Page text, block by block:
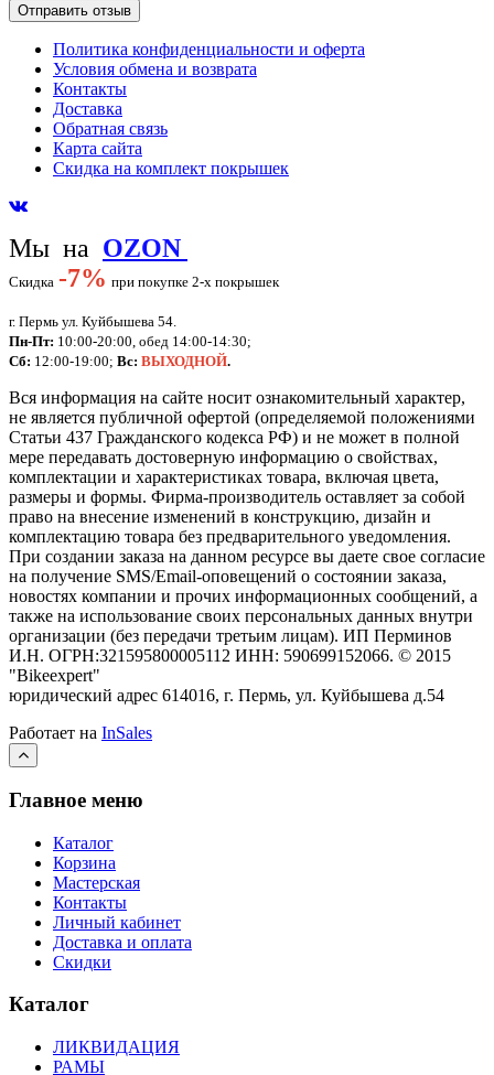
Политика конфиденциальности и оферта
Условия обмена и возврата
Контакты
Доставка
Обратная связь
Карта сайта
Скидка на комплект покрышек
Мы на OZON
Скидка -7% при покупке 2-х покрышек
г. Пермь ул. Куйбышева 54.
Пн-Пт: 10:00-20:00, обед 14:00-14:30;
Сб: 12:00-19:00; Вс: ВЫХОДНОЙ.
Вся информация на сайте носит ознакомительный характер,
не является публичной офертой (определяемой положениями
Статьи 437 Гражданского кодекса РФ) и не может в полной
мере передавать достоверную информацию о свойствах,
комплектации и характеристиках товара, включая цвета,
размеры и формы. Фирма-производитель оставляет за собой
право на внесение изменений в конструкцию, дизайн и
комплектацию товара без предварительного уведомления.
При создании заказа на данном ресурсе вы даете свое согласие
на получение SMS/Email-оповещений о состоянии заказа,
новостях компании и прочих информационных сообщений, а
также на использование своих персональных данных внутри
организации (без передачи третьим лицам). ИП Перминов
И.Н. ОГРН:321595800005112 ИНН: 590699152066. © 2015
"Bikeexpert"
юридический адрес 614016, г. Пермь, ул. Куйбышева д.54
Работает на InSales
Главное меню
Каталог
Корзина
Мастерская
Контакты
Личный кабинет
Доставка и оплата
Скидки
Каталог
ЛИКВИДАЦИЯ
РАМЫ